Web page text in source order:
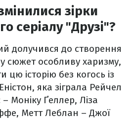
зірки
серіалу "Друзі"?
долучився до створення
у сюжет особливу харизму,
історію без когось із
яка зіграла Рейчел
– Моніку Ґеллер, Ліза
Метт Леблан – Джої